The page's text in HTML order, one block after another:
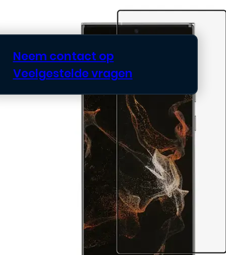
Klantenservice
Neem contact op
Veelgestelde vragen